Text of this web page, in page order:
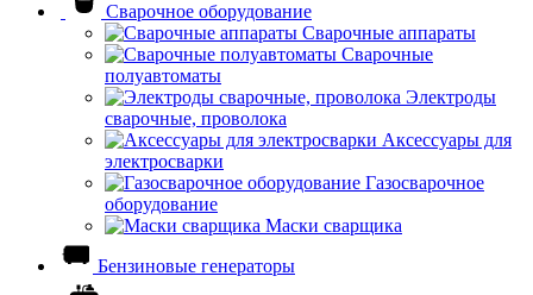
Сварочное оборудование
Сварочные аппараты
Сварочные
полуавтоматы
Электроды
сварочные, проволока
Аксессуары для
электросварки
Газосварочное
оборудование
Маски сварщика
Бензиновые генераторы